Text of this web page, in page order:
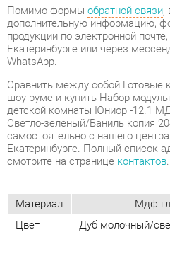
Cравнить между собой Готовые
шоу-руме и купить Набор
детской комнаты Юниор -12.1
Светло-зеленый/Ваниль копия
самостоятельно с нашего
Екатеринбурге. Полный список
смотрите на страницеконтактов.
Материал
Мдф
Цвет
Дуб молочный/
Пока нет отзывов, поделитесь
ДОБАВИТЬ